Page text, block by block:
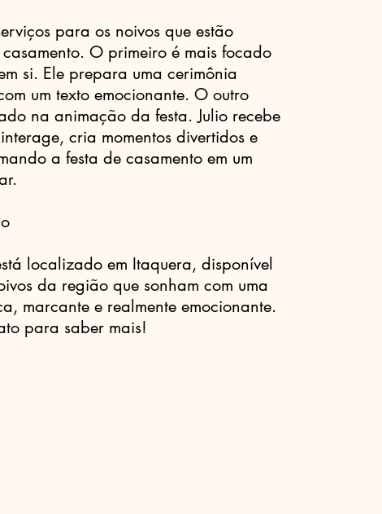
para os noivos que estão
O primeiro é mais focado
si. Ele prepara uma cerimônia
um texto emocionante. O outro
na animação da festa. Julio recebe
cria momentos divertidos e
a festa de casamento em um
localizado em Itaquera, disponível
da região que sonham com uma
marcante e realmente emocionante.
para saber mais!